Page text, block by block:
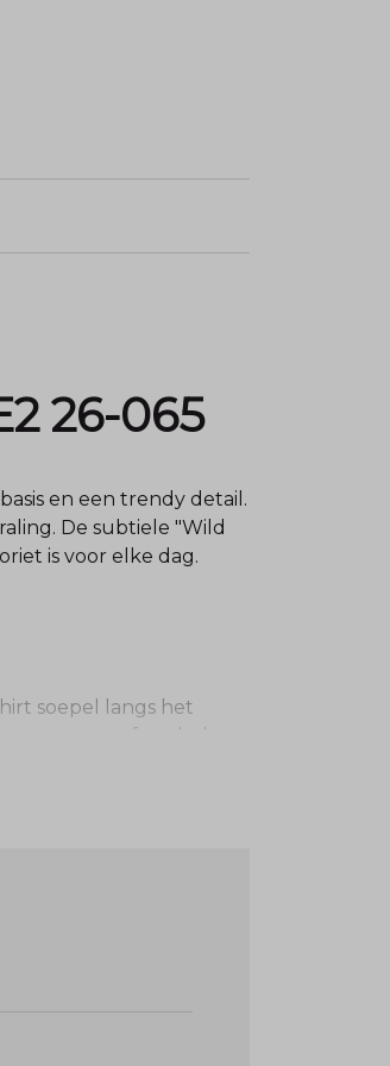
26-065
en een trendy detail.
De subtiele "Wild
is voor elke dag.
soepel langs het
een comfortabele